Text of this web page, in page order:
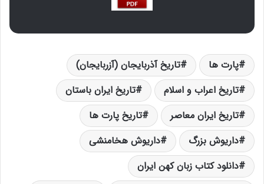
پارت ها
تاریخ آذربایجان (آزربایجان)
تاریخ اعراب و اسلام
تاریخ ایران باستان
تاریخ ایران معاصر
تاریخ پارت ها
داریوش بزرگ
داریوش هخامنشی
دانلود کتاب زبان کهن ایران